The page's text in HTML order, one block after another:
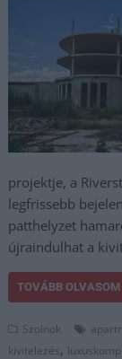
projektje, a
legfrissebb
patthelyzet
újraindulhat a
TOVÁBB OLVASOM
Szolnok
kivitelezés,